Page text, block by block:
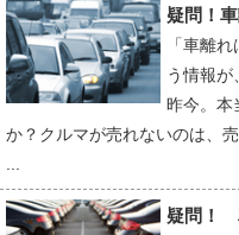
疑問！
「車離
う情報が
昨今。本
か？クルマが売れないのは、
疑問！